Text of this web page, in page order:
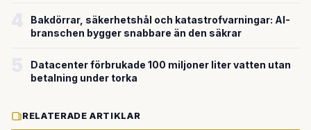
Bakdörrar, säkerhetshål och katastrofvarningar: AI-
branschen bygger snabbare än den säkrar
Datacenter förbrukade 100 miljoner liter vatten utan
betalning under torka
RELATERADE ARTIKLAR